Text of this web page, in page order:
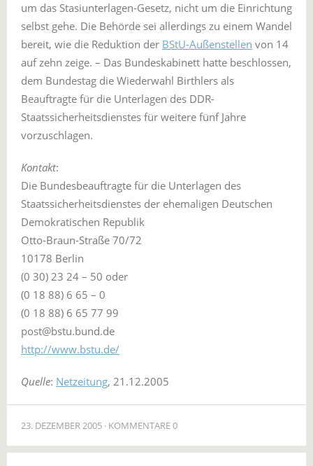
um das Stasiunterlagen-Gesetz, nicht um die Einrichtung
selbst gehe. Die Behörde sei allerdings zu einem Wandel
bereit, wie die Reduktion der BStU-Außenstellen von 14
auf zehn zeige. – Das Bundeskabinett hatte beschlossen,
dem Bundestag die Wiederwahl Birthlers als
Beauftragte für die Unterlagen des DDR-
Staatssicherheitsdienstes für weitere fünf Jahre
vorzuschlagen.
Kontakt:
Die Bundesbeauftragte für die Unterlagen des
Staatssicherheitsdienstes der ehemaligen Deutschen
Demokratischen Republik
Otto-Braun-Straße 70/72
10178 Berlin
(0 30) 23 24 – 50 oder
(0 18 88) 6 65 – 0
(0 18 88) 6 65 77 99
post@bstu.bund.de
http://www.bstu.de/
Quelle: Netzeitung, 21.12.2005
23. DEZEMBER 2005 KOMMENTARE 0